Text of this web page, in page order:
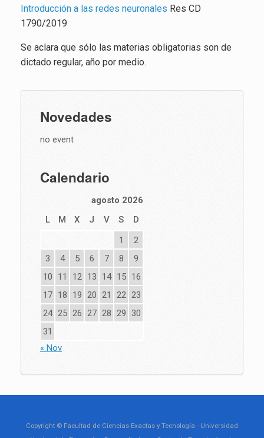
Introducción a las redes neuronales Res CD
1790/2019
Se aclara que sólo las materias obligatorias son de
dictado regular, año por medio.
Novedades
no event
Calendario
agosto 2026
L
M X J V S
D
1
2
3
4 5 6 7 8
9
10
11 12 13 14 15 16
17 18 19 20 21 22 23
24 25 26 27 28 29 30
31
« Nov
Copyright © Facultad de Ciencias Exactas y Tecnología - Universidad